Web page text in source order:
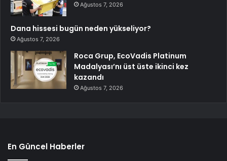
Ağustos 7, 2026
Dana hissesi bugün neden yükseliyor?
Ağustos 7, 2026
Roca Grup, EcoVadis Platinum
Madalyası’nı üst üste ikinci kez
kazandı
Ağustos 7, 2026
En Güncel Haberler